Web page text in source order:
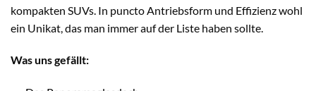
kompakten SUVs. In puncto Antriebsform und Effizienz wohl
ein Unikat, das man immer auf der Liste haben sollte.
Was uns gefällt: